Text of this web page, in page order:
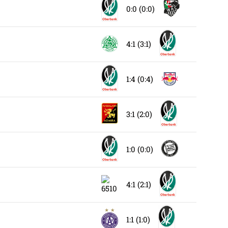
0:0 (0:0)
4:1 (3:1)
1:4 (0:4)
3:1 (2:0)
1:0 (0:0)
4:1 (2:1)
1:1 (1:0)